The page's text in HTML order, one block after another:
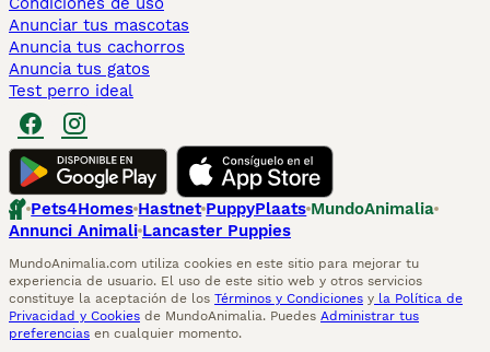
Anunciar tus mascotas
Anuncia tus cachorros
Anuncia tus gatos
Test perro ideal
Pets4Homes Hastnet PuppyPlaats MundoAnimalia
Annunci Animali Lancaster Puppies
MundoAnimalia.com utiliza cookies en este sitio para mejorar tu
experiencia de usuario. El uso de este sitio web y otros servicios
constituye la aceptación de los Términos y Condiciones y la Política de
Privacidad y Cookies de MundoAnimalia. Puedes Administrar tus
preferencias en cualquier momento.